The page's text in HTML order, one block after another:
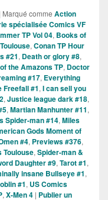
Marqué comme Action
spécialisée Comics VF
TP Vol 04, Books of
, Conan TP Hour
#21, Death or glory #8,
the Amazons TP, Doctor
#17, Everything
Freefall #1, I can sell you
, Justice league dark #18,
, Martian Manhunter #11,
Spider-man #14, Miles
Gods Moment of
#4, Previews #376,
Toulouse, Spider-man &
Daughter #9, Tarot #1,
insane Bullseye #1,
#1, US Comics
, X-Men 4 | Publier un